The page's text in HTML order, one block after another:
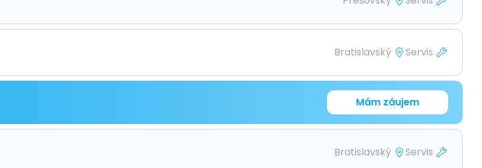
Bratislavský Servis
Mám záujem
Bratislavský Servis